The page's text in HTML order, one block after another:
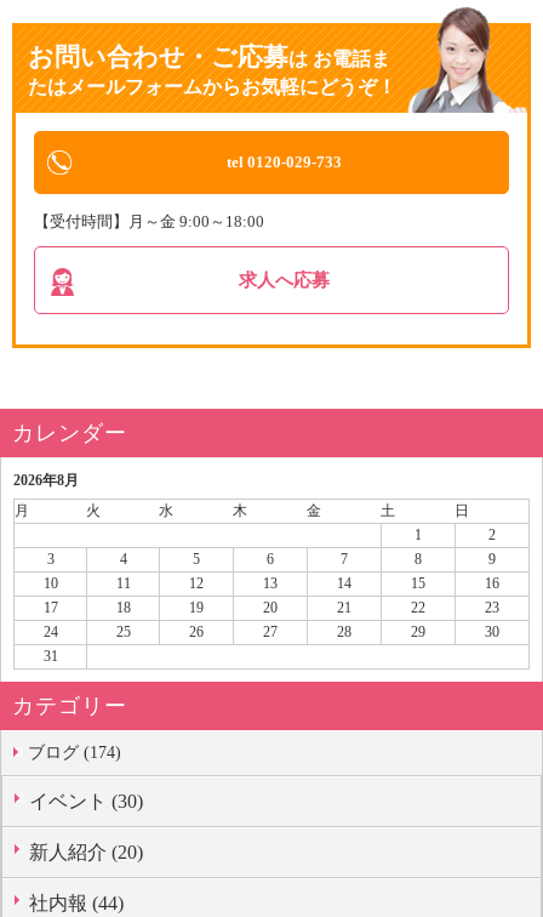
お問い合わせ・ご応募はお電話ま
たはメールフォームからお気軽にどうぞ！
tel 0120-029-733
【受付時間】月～金 9:00～18:00
求人へ応募
カレンダー
2026年8月
月
火 水 木 金 土
日
1
2
3
4 5 6 7 8
9
10
11 12 13 14 15
16
17
18 19 20 21 22
23
24
25 26 27 28 29
30
31
カテゴリー
ブログ (174)
イベント (30)
新人紹介 (20)
社内報 (44)